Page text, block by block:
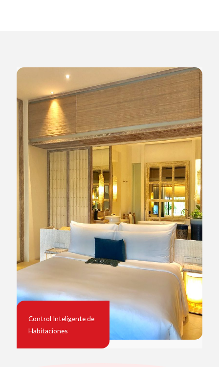
Control Inteligente de
Habitaciones